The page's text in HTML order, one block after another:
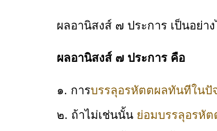
ผลอานิสงส์ ๗ ประการ เป็นอย่าง
ผลอานิสงส์ ๗ ประการ คือ
๑. การบรรลุอรหัตตผลทันทีในปั
๒. ถ้าไม่เช่นนั้น ย่อมบรรลุอรหั